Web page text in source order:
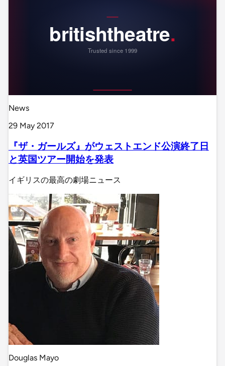
News
29 May 2017
『ザ・ガールズ』がウェストエンド公演終了日
と英国ツアー開始を発表
イギリスの最高の劇場ニュース
Douglas Mayo